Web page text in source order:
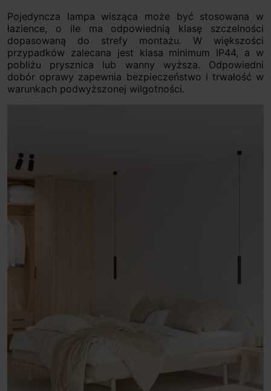
Pojedyncza lampa wisząca może być stosowana w
łazience, o ile ma odpowiednią klasę szczelności
dopasowaną do strefy montażu. W większości
przypadków zalecana jest klasa minimum IP44, a w
pobliżu prysznica lub wanny wyższa. Odpowiedni
dobór oprawy zapewnia bezpieczeństwo i trwałość w
warunkach podwyższonej wilgotności.